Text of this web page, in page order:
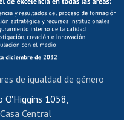
os
capacitación
interna
renta
honorarios
O'Higgins 1058,
Casa Central
de igualdad de género